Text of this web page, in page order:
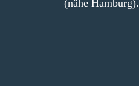
(nähe Hamburg).